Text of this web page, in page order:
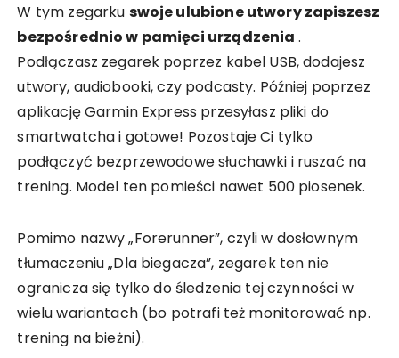
W tym zegarku swoje ulubione utwory zapiszesz
bezpośrednio w pamięci urządzenia .
Podłączasz zegarek poprzez kabel USB, dodajesz
utwory, audiobooki, czy podcasty. Później poprzez
aplikację Garmin Express przesyłasz pliki do
smartwatcha i gotowe! Pozostaje Ci tylko
podłączyć bezprzewodowe słuchawki i ruszać na
trening. Model ten pomieści nawet 500 piosenek.
Pomimo nazwy „Forerunner”, czyli w dosłownym
tłumaczeniu „Dla biegacza”, zegarek ten nie
ogranicza się tylko do śledzenia tej czynności w
wielu wariantach (bo potrafi też monitorować np.
trening na bieżni).